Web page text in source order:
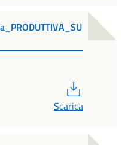
Scarica